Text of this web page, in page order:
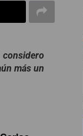
considero
más un